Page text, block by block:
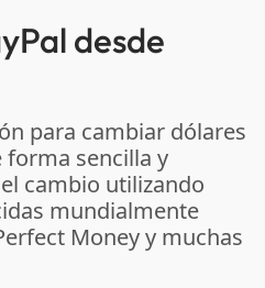
desde
para cambiar dólares
forma sencilla y
cambio utilizando
mundialmente
Money y muchas